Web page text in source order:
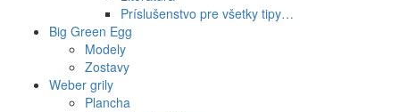
Príslušenstvo pre všetky tipy…
Big Green Egg
Modely
Zostavy
Weber grily
Plancha